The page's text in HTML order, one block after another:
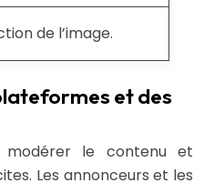
de l’image.
et des
modérer le contenu et
Les annonceurs et les